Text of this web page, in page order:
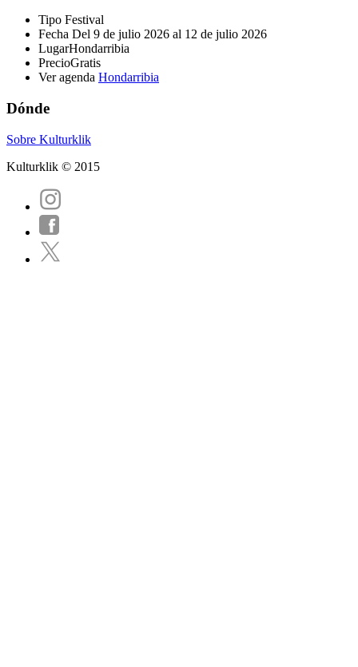
Tipo Festival
Fecha Del 9 de julio 2026 al 12 de julio 2026
LugarHondarribia
PrecioGratis
Ver agenda Hondarribia
Dónde
Sobre Kulturklik
Kulturklik © 2015